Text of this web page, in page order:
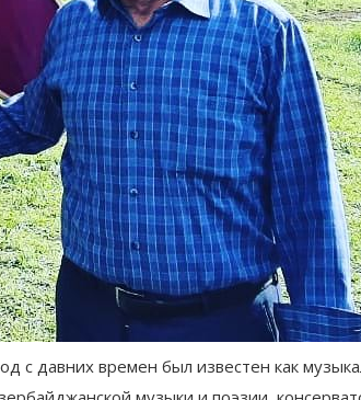
давних времен был известен как